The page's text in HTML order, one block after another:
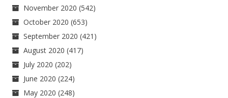
November 2020 (542)
October 2020 (653)
September 2020 (421)
August 2020 (417)
July 2020 (202)
June 2020 (224)
May 2020 (248)